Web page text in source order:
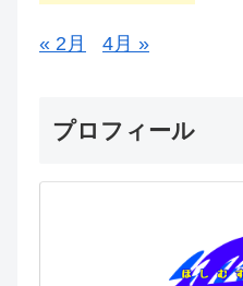
« 2月 4月 »
プロフィール